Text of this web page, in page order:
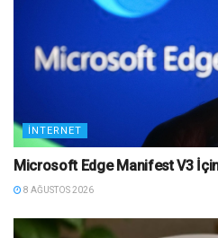
İNTERNET
Microsoft Edge Manifest V3
8 AĞUSTOS 2026